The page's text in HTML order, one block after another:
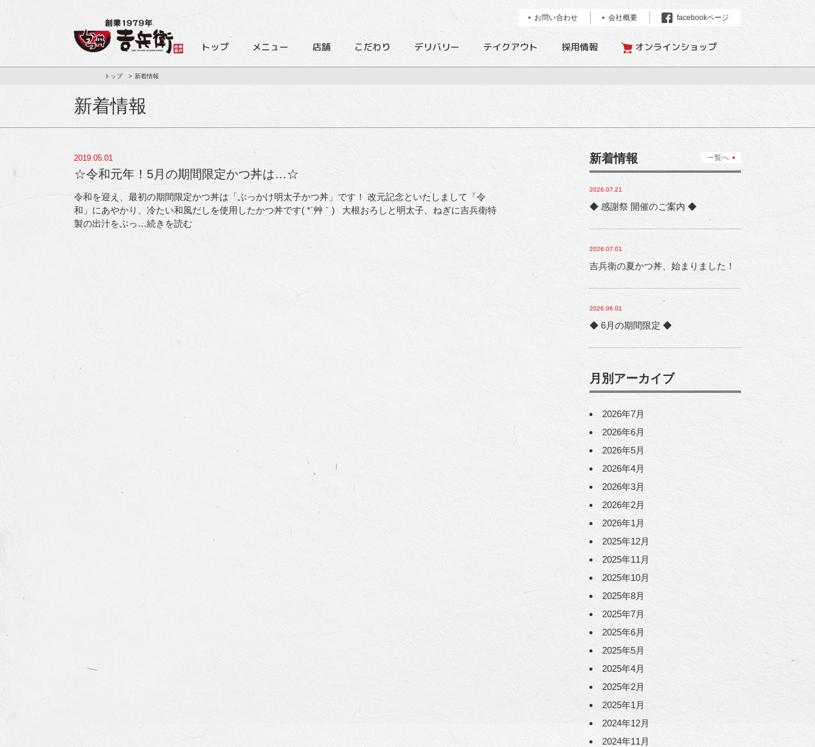
トップ メニュー 店舗 こだわり デリバリー テイクアウト 採用情報 オンラインショップ
お問い合わせ 会社概要 facebookページ
トップ 新着情報
新着情報
2019.05.01
☆令和元年！5月の期間限定かつ丼は…☆
令和を迎え、最初の期間限定かつ丼は「ぶっかけ明太子かつ丼」です！ 改元記念といたしまして「令
和」にあやかり、冷たい和風だしを使用したかつ丼です( *´艸｀) 大根おろしと明太子、ねぎに吉兵衛特
製の出汁をぶっ …続きを読む
新着情報 一覧へ
2026.07.21
◆ 感謝祭 開催のご案内 ◆
2026.07.01
吉兵衛の夏かつ丼、始まりました！
2026.06.01
◆ 6月の期間限定 ◆
月別アーカイブ
2026年7月
2026年6月
2026年5月
2026年4月
2026年3月
2026年2月
2026年1月
2025年12月
2025年11月
2025年10月
2025年8月
2025年7月
2025年6月
2025年5月
2025年4月
2025年2月
2025年1月
2024年12月
2024年11月